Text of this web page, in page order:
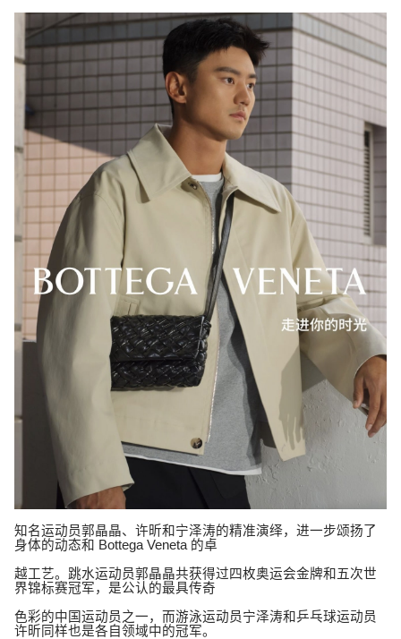
知名运动员郭晶晶、许昕和宁泽涛的精准演绎，进一步颂扬了
身体的动态和 Bottega Veneta 的卓
越工艺。跳水运动员郭晶晶共获得过四枚奥运会金牌和五次世
界锦标赛冠军，是公认的最具传奇
色彩的中国运动员之一，而游泳运动员宁泽涛和乒乓球运动员
许昕同样也是各自领域中的冠军。